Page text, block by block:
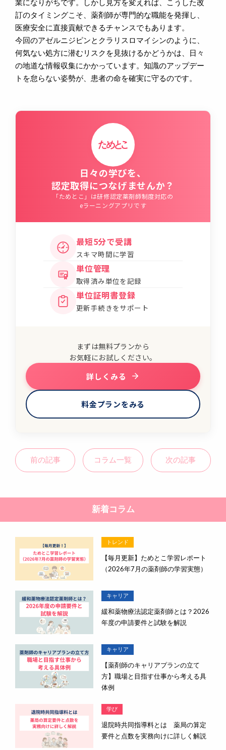
業になりがちです。しかし見方を変えれば、こうした改
訂のタイミングこそ、薬剤師が専門的な職能を発揮し、
医療安全に直接貢献できるチャンスでもあります。
今回のアゼルニジピンとクラリスロマイシンのように、
何気ない処方に潜むリスクを見抜けるかどうかは、日々
の地道な情報収集にかかっています。知識のアップデー
トを怠らない姿勢が、患者の命を確実に守るのです。
日々の学びを、
認定取得につなげませんか？
「ためとこ」は研修認定薬剤師制度対応の
eラーニングアプリです
最短5分で受講
スキマ時間に学習
単位管理
取得済み単位を記録
単位証明書登録
更新手続きをサポート
まずは無料プランから
お気軽にお試しください。
詳しくみる
料金プランをみる
前の記事 コラム一覧 次の記事
新着コラム
トレンド
【毎月更新】ためとこ学習レポート
（2026年7月の薬剤師の学習実態）
キャリア
緩和薬物療法認定薬剤師とは？2026
年度の申請要件と試験を解説
キャリア
【薬剤師のキャリアプランの立て
方】職場と目指す仕事から考える具
体例
学び
退院時共同指導料とは 薬局の算定
要件と点数を実務向けに詳しく解説